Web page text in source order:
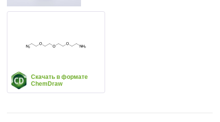
Скачать в формате
ChemDraw